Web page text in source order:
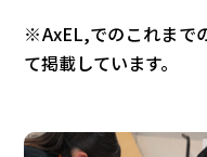
※AxEL,でのこれまで
て掲載しています。